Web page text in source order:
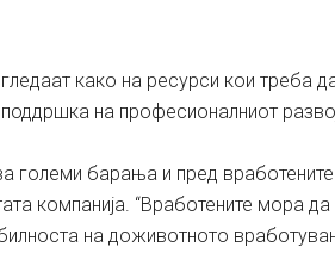
како на ресурси кои треба
на професионалниот
големи барања и пред
компанија. “Вработените мора
на доживотното